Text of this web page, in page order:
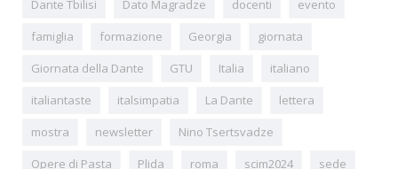
Dante Tbilisi
Dato Magradze docenti
evento
famiglia
formazione Georgia
giornata
Giornata della Dante
GTU Italia
italiano
italiantaste
italsimpatia La Dante
lettera
mostra
newsletter
Nino Tsertsvadze
Opere di Pasta
Plida roma scim2024
sede